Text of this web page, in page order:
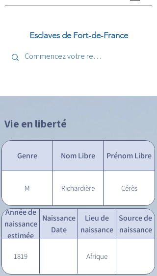
Esclaves de Fort-de-France
Vie en liberté
Genre Nom Libre Prénom Libre
M Richardière Cérès
Année de
naissance
estimée
Naissance
Date
Lieu de
naissance
Source de
naissance
1819 Afrique